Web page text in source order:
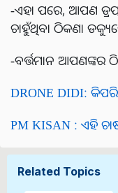
-ଏହା ପରେ, ଆପଣ
ଚାହୁଁଥିବା ଠିକଣା
-ବର୍ତ୍ତମାନ ଆପଣଙ୍କର
DRONE DIDI:
PM KISAN : ଏହି
Related Topics